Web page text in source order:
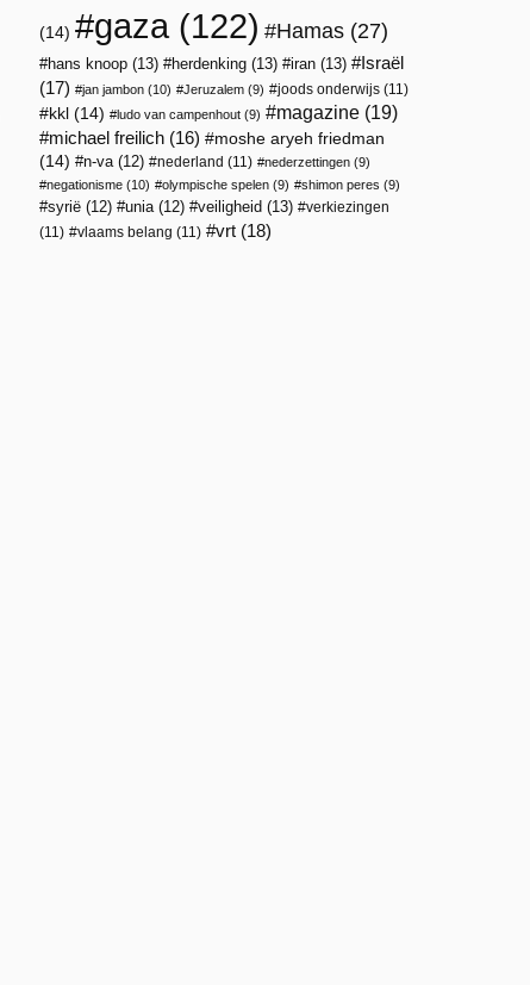
(14) gaza(122) Hamas (27)
hans knoop (13) herdenking (13) iran (13)
Israël
(17)
jan jambon (10) Jeruzalem (9) joods onderwijs (11)
kkl (14) ludo van campenhout (9) magazine (19)
michael freilich (16)
moshe aryeh friedman
(14)
n-va(12) nederland (11) nederzettingen (9)
negationisme (10) olympische spelen (9) shimon peres (9)
syrië (12) unia(12) veiligheid (13)
verkiezingen
(11)
vlaams belang (11) vrt (18)